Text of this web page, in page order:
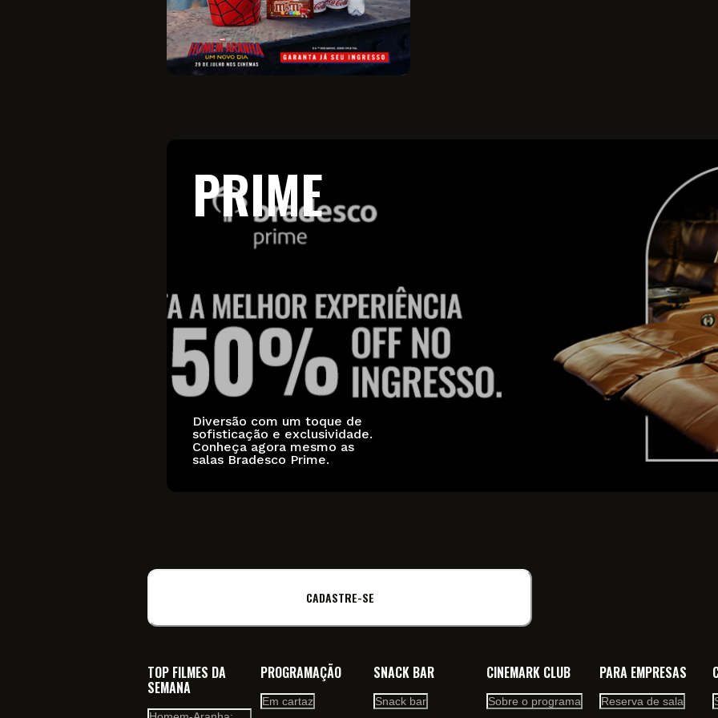
PRIME
Diversão com um toque de
sofisticação e exclusividade.
Conheça agora mesmo as
salas Bradesco Prime.
CADASTRE-SE
TOP FILMES DA
SEMANA
PROGRAMAÇÃO
Em cartaz
SNACK BAR
Snack bar
CINEMARK CLUB
Sobre o programa
PARA EMPRESAS
Reserva de sala